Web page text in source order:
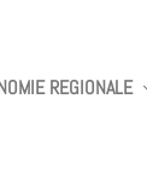
REGIONALE